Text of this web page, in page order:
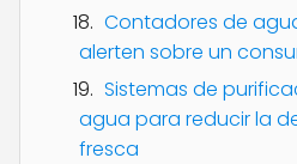
Contadores de
alerten sobre un
Sistemas de
agua para reducir la
fresca